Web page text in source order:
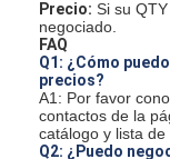
Precio: Si su
negociado.
FAQ
Q1: ¿Cómo
precios?
A1: Por favor
contactos de la
catálogo y lista de
Q2: ¿Puedo